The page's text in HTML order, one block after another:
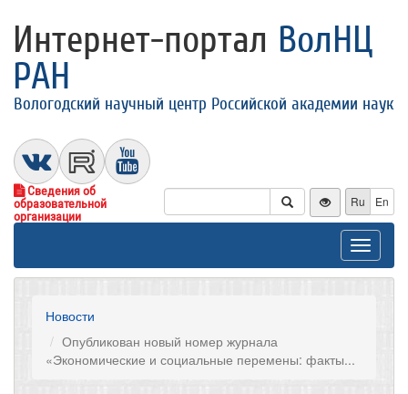
Интернет-портал ВолНЦ
РАН
Вологодский научный центр Российской академии наук
Сведения об
образовательной
организации
Ru En
Toggle
Новости
Опубликован новый номер журнала
«Экономические и социальные перемены: факты...